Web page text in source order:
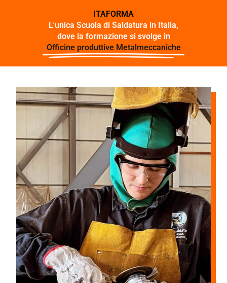
ITAFORMA
L'unica Scuola di Saldatura in Italia,
dove la formazione si svolge in
Officine produttive Metalmeccaniche